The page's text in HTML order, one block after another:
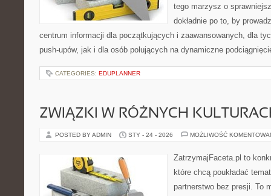
tego marzysz o
dokładnie po to, by
centrum informacji dla początkujących i zaawansowanych, dla
push-upów, jak i dla osób polujących na dynamiczne
CATEGORIES: EDUPLANNER
ZWIĄZKI W RÓŻNYCH
POSTED BY ADMIN STY - 24 - 2026 MOŻLIWOŚĆ
ZatrzymajFaceta.pl to
które chcą poukładać
partnerstwo bez presji. To